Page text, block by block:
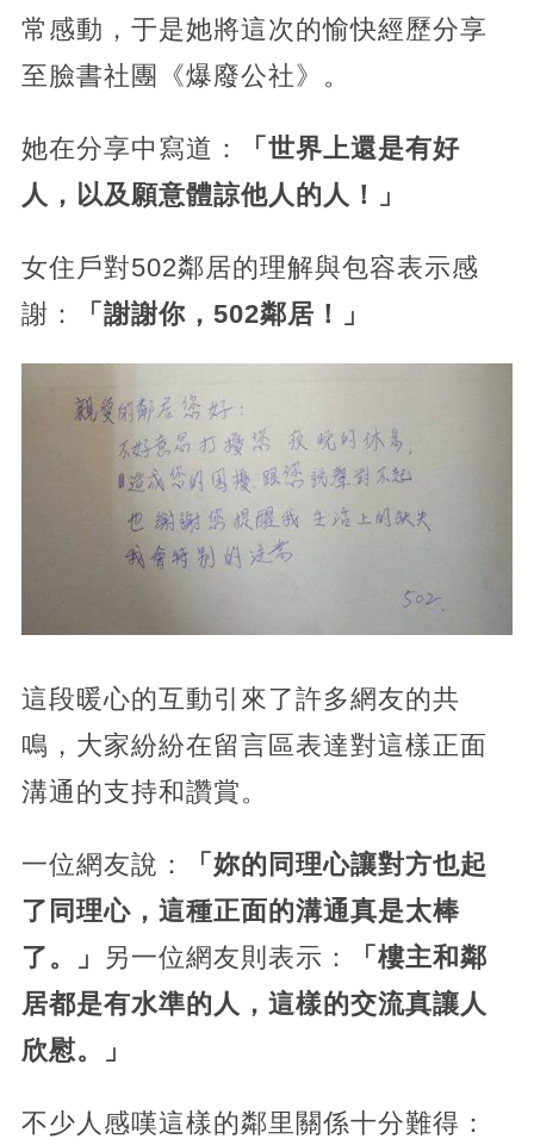
常感動，于是她將這次的愉快經歷分享
至臉書社團《爆廢公社》。
她在分享中寫道：
「世界上還是有好
人，以及願意體諒他人的人！」
女住戶對502鄰居的理解與包容表示感
謝：
「謝謝你，502鄰居！」
這段暖心的互動引來了許多網友的共
鳴，大家紛紛在留言區表達對這樣正面
溝通的支持和讚賞。
一位網友說：
「妳的同理心讓對方也起
了同理心，這種正面的溝通真是太棒
了。」
另一位網友則表示：
「樓主和鄰
居都是有水準的人，這樣的交流真讓人
欣慰。」
不少人感嘆這樣的鄰里關係十分難得：